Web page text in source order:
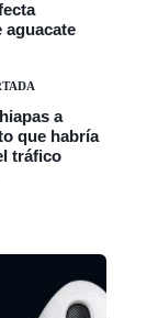
aguacate
a
que habría
tráfico